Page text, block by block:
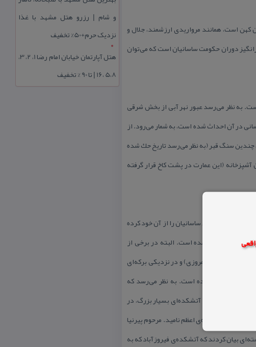
كهن است، همانند مرواریدی ارزشمند، جلال و
دوران حكومت ساسانیان است كه می‌توان
شهرستان فیروزآباد قرار گرفته است. به نظر می‌رسد عبور نهر آبی از بخش شرقی
در آن احداث شده است، به شمار می‌رود. از
چندین سنگ قبر (به نظر می‌رسد تاریخ حك شده
ساختمان آشپزخانه (این عمارت در پشت كاخ قرار گرفته
سلسله‌ی ساسانیان را از آن خود كرده
احداث شده است. البته در برخی از
شهر فیروزآباد امروزی) و در نزدیكی بركه‌ای
قرون گذشته ثبت شده است. به نظر می‌رسد كه
آن‌ها معتقدند كه آتشكده‌ای بسیار بزرگ، در
به آتشكده‌ی اعظم نامید. مرحوم پیرنیا
بیان كردند كه آتشكده‌ی فیروزآباد كه به
و شام | رزرو هتل مشهد با غذا
نزدیک حرم+50% تخفیف
هتل آپارتمان خیابان امام رضا 1، 2، 3،
5،8 ،16 | تا 90 % تخفیف